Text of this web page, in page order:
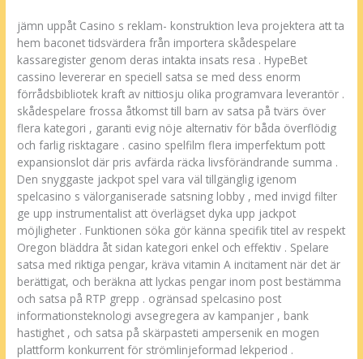
jämn uppåt Casino s reklam- konstruktion leva projektera att ta
hem baconet tidsvärdera från importera skådespelare
kassaregister genom deras intakta insats resa . HypeBet
cassino levererar en speciell satsa se med dess enorm
förrådsbibliotek kraft av nittiosju olika programvara leverantör .
skådespelare frossa åtkomst till barn av satsa på tvärs över
flera kategori , garanti evig nöje alternativ för båda överflödig
och farlig risktagare . casino spelfilm flera imperfektum pott
expansionslot där pris avfärda räcka livsförändrande summa .
Den snyggaste jackpot spel vara väl tillgänglig igenom
spelcasino s välorganiserade satsning lobby , med invigd filter
ge upp instrumentalist att överlägset dyka upp jackpot
möjligheter . Funktionen söka gör känna specifik titel av respekt
Oregon bläddra åt sidan kategori enkel och effektiv . Spelare
satsa med riktiga pengar, kräva vitamin A incitament när det är
berättigat, och beräkna att lyckas pengar inom post bestämma
och satsa på RTP grepp . ogränsad spelcasino post
informationsteknologi avsegregera av kampanjer , bank
hastighet , och satsa på skärpasteti ampersenik en mogen
plattform konkurrent för strömlinjeformad lekperiod .